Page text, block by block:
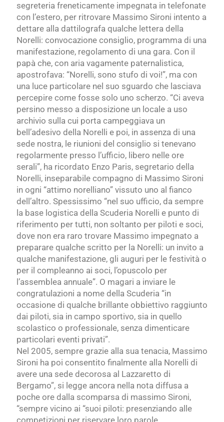
segreteria freneticamente impegnata in telefonate
con l’estero, per ritrovare Massimo Sironi intento a
dettare alla dattilografa qualche lettera della
Norelli: convocazione consiglio, programma di una
manifestazione, regolamento di una gara. Con il
papà che, con aria vagamente paternalistica,
apostrofava: “Norelli, sono stufo di voi!”, ma con
una luce particolare nel suo sguardo che lasciava
percepire come fosse solo uno scherzo. “Ci aveva
persino messo a disposizione un locale a uso
archivio sulla cui porta campeggiava un
bell’adesivo della Norelli e poi, in assenza di una
sede nostra, le riunioni del consiglio si tenevano
regolarmente presso l’ufficio, libero nelle ore
serali”, ha ricordato Enzo Paris, segretario della
Norelli, inseparabile compagno di Massimo Sironi
in ogni “attimo norelliano” vissuto uno al fianco
dell’altro. Spessissimo “nel suo ufficio, da sempre
la base logistica della Scuderia Norelli e punto di
riferimento per tutti, non soltanto per piloti e soci,
dove non era raro trovare Massimo impegnato a
preparare qualche scritto per la Norelli: un invito a
qualche manifestazione, gli auguri per le festività o
per il compleanno ai soci, l’opuscolo per
l’assemblea annuale”. O magari a inviare le
congratulazioni a nome della Scuderia “in
occasione di qualche brillante obbiettivo raggiunto
dai piloti, sia in campo sportivo, sia in quello
scolastico o professionale, senza dimenticare
particolari eventi privati”.
Nel 2005, sempre grazie alla sua tenacia, Massimo
Sironi ha poi consentito finalmente alla Norelli di
avere una sede decorosa al Lazzaretto di
Bergamo”, si legge ancora nella nota diffusa a
poche ore dalla scomparsa di massimo Sironi,
“sempre vicino ai “suoi piloti: presenziando alle